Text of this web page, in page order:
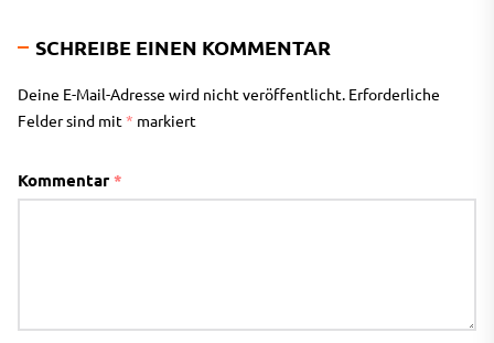
SCHREIBE EINEN KOMMENTAR
Deine E-Mail-Adresse wird nicht veröffentlicht. Erforderliche
Felder sind mit* markiert
Kommentar *